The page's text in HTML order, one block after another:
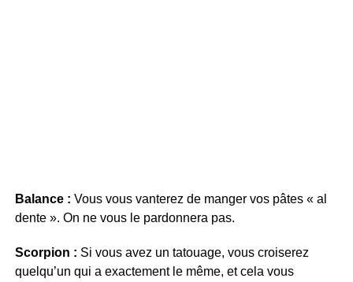
Balance : Vous vous vanterez de manger vos pâtes « al
dente ». On ne vous le pardonnera pas.
Scorpion : Si vous avez un tatouage, vous croiserez
quelqu’un qui a exactement le même, et cela vous